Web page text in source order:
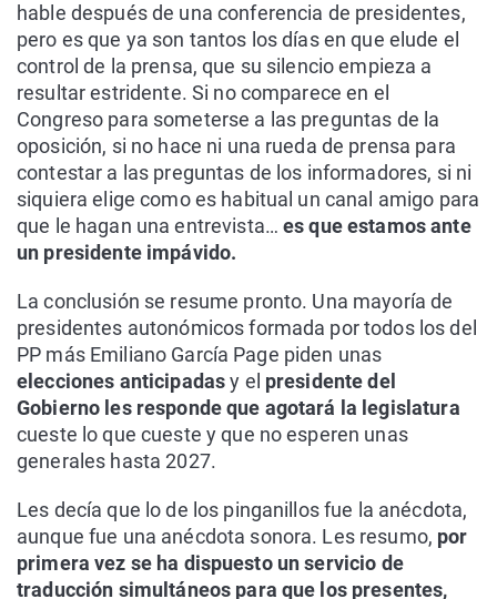
hable después de una conferencia de presidentes,
pero es que ya son tantos los días en que elude el
control de la prensa, que su silencio empieza a
resultar estridente. Si no comparece en el
Congreso para someterse a las preguntas de la
oposición, si no hace ni una rueda de prensa para
contestar a las preguntas de los informadores, si ni
siquiera elige como es habitual un canal amigo para
que le hagan una entrevista… es que estamos ante
un presidente impávido.
La conclusión se resume pronto. Una mayoría de
presidentes autonómicos formada por todos los del
PP más Emiliano García Page piden unas
elecciones anticipadasy el presidente del
Gobierno les responde que agotará la legislatura
cueste lo que cueste y que no esperen unas
generales hasta 2027.
Les decía que lo de los pinganillos fue la anécdota,
aunque fue una anécdota sonora. Les resumo, por
primera vez se ha dispuesto un servicio de
traducción simultáneos para que los presentes,